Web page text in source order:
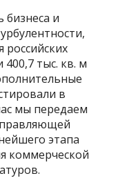
и
тыс. кв. м
в
мы передаем
этапа
коммерческой